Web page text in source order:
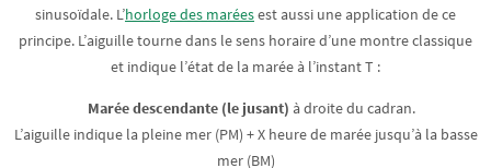
sinusoïdale. L’horloge des maréesest aussi une application de ce
principe. L’aiguille tourne dans le sens horaire d’une montre classique
et indique l’état de la marée à l’instant T :
Marée descendante (le jusant) à droite du cadran.
L’aiguille indique la pleine mer (PM) + X heure de marée jusqu’à la basse
mer (BM)